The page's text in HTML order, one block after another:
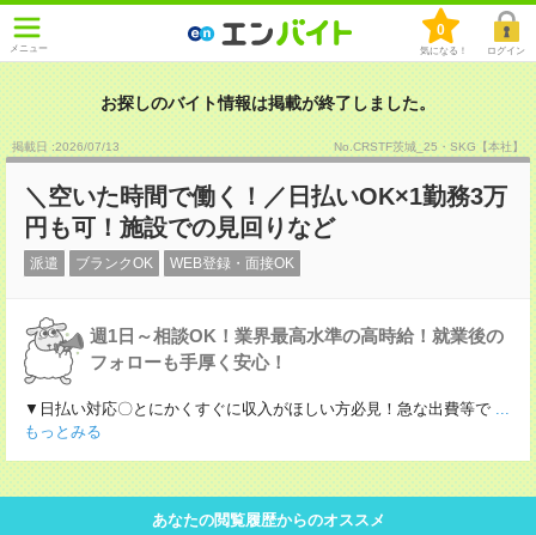
メニュー
0
気になる！ ログイン
お探しのバイト情報は掲載が終了しました。
掲載日 :2026/07/13 No.CRSTF茨城_25・SKG【本社】
＼空いた時間で働く！／日払いOK×1勤務3万
円も可！施設での見回りなど
派遣 ブランクOK WEB登録・面接OK
週1日～相談OK！業界最高水準の高時給！就業後の
フォローも手厚く安心！
▼日払い対応〇とにかくすぐに収入がほしい方必見！急な出費等で ...
もっとみる
あなたの閲覧履歴からのオススメ